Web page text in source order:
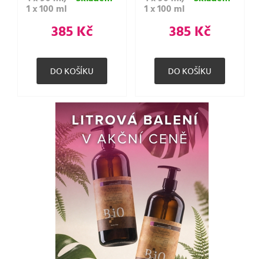
1 x 100 ml
385 Kč
1 x 100 ml
385 Kč